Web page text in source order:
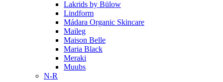
Lakrids by Bülow
Lindform
Mádara Organic Skincare
Maileg
Maison Belle
Maria Black
Meraki
Muubs
N-R